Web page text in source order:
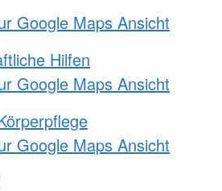
Google Maps Ansicht
Hilfen
Google Maps Ansicht
Google Maps Ansicht